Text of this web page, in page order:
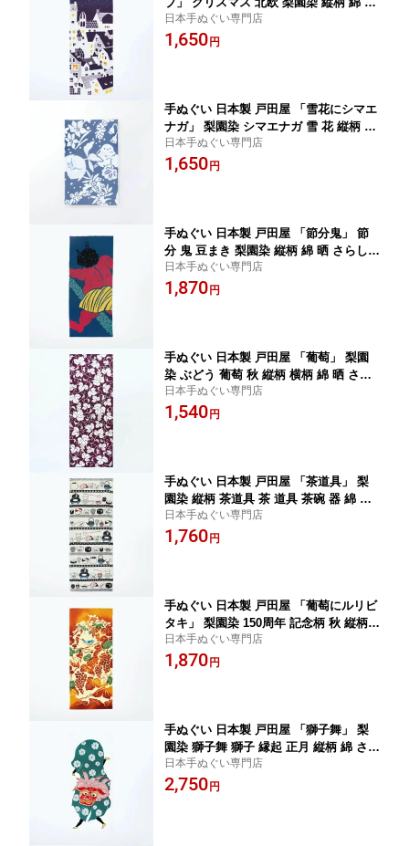
注染 手ぬぐい サイズ タペストリー イ
ンテリア 飾る 土産 ギフト プレゼント
日本手ぬぐい専門店
1,650 円
手ぬぐい 日本製 戸田屋 「雪花にシマエ
ナガ」 梨園染 シマエナガ 雪 花 縦柄 横
柄 鳥 綿 晒 さらし 注染 サイズ タペスト
リー インテリア 飾る 土産 ギフト プレ
日本手ぬぐい専門店
1,650 円
手ぬぐい 日本製 戸田屋 「節分鬼」 節
分 鬼 豆まき 梨園染 縦柄 綿 晒 さらし
注染 サイズ タペストリー インテリア
飾る 土産 ギフト プレゼント 和 染 伝統
日本手ぬぐい専門店
1,870 円
手ぬぐい 日本製 戸田屋 「葡萄」 梨園
染 ぶどう 葡萄 秋 縦柄 横柄 綿 晒 さら
し 注染 手ぬぐい サイズ タペストリー
インテリア 飾る 土産 ギフト プレゼン
日本手ぬぐい専門店
1,540 円
手ぬぐい 日本製 戸田屋 「茶道具」 梨
園染 縦柄 茶道具 茶 道具 茶碗 器 綿 さ
らし 注染 サイズ タペストリー インテ
リア 飾る 土産 ギフト プレゼント 伝統
日本手ぬぐい専門店
1,760 円
手ぬぐい 日本製 戸田屋 「葡萄にルリビ
タキ」 梨園染 150周年 記念柄 秋 縦柄
葡萄 ぶどう 鳥 伝統 工芸 綿 晒 注染 注
染 手ぬぐい サイズ タペストリー イン
日本手ぬぐい専門店
1,870 円
手ぬぐい 日本製 戸田屋 「獅子舞」 梨
園染 獅子舞 獅子 縁起 正月 縦柄 綿 さら
し 注染 手ぬぐい サイズ タペストリー
インテリア 飾る 土産 ギフト プレゼン
日本手ぬぐい専門店
2,750 円